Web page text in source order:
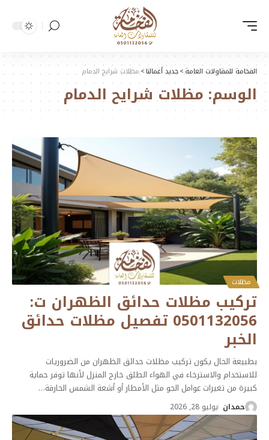
الفخامة للمقاولات العامة>جديد أعمالنا>مظلات شرايح الدمام
الوسم: مظلات شرايح الدمام
مظلات
تركيب مظلات حدائق الظهران ت:
0501132056 تفصيل مظلات حدائق
الخبر
بطبيعة الحال يكون تركيب مظلات حدائق الظهران من الضروريات
للاستخدام والاسترخاء في الهواء الطلق خارج المنزل لأنها توفر حماية
كبيرة من تغيرات عوامل الجو مثل الأمطار أو أشعة الشمس الحارقة…
حمدان يوليو 28, 2026